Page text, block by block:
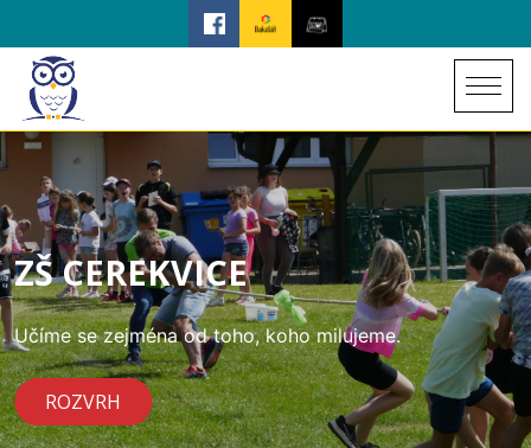
ZŠ CEREKVICE
Učíme se zejména od toho, koho milujeme.
ROZVRH